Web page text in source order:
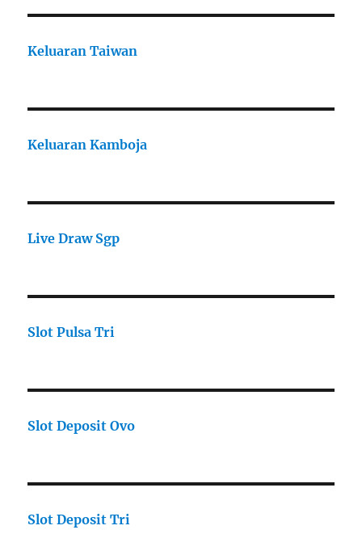
Keluaran Taiwan
Keluaran Kamboja
Live Draw Sgp
Slot Pulsa Tri
Slot Deposit Ovo
Slot Deposit Tri